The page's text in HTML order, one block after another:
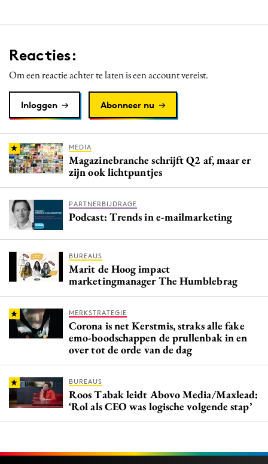
Reacties:
Om een reactie achter te laten is een account vereist.
Inloggen Abonneer nu
MEDIA
Magazinebranche schrijft Q2 af, maar er
zijn ook lichtpuntjes
PARTNERBIJDRAGE
Podcast: Trends in e-mailmarketing
BUREAUS
Marit de Hoog impact
marketingmanager The Humblebrag
MERKSTRATEGIE
Corona is net Kerstmis, straks alle fake
emo-boodschappen de prullenbak in en
over tot de orde van de dag
BUREAUS
Roos Tabak leidt Abovo Media/Maxlead:
‘Rol als CEO was logische volgende stap’